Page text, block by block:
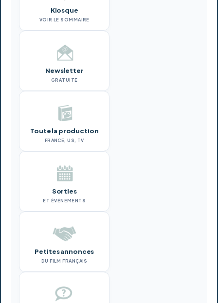
Kiosque
VOIR LE SOMMAIRE
Newsletter
GRATUITE
Toute la production
FRANCE, US, TV
Sorties
ET ÉVÉNEMENTS
Petites annonces
DU FILM FRANÇAIS